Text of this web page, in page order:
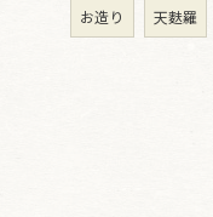
お造り 天麩羅